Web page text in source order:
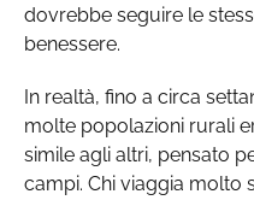
dovrebbe seguire le
benessere.
In realtà, fino a circa
molte popolazioni rurali
simile agli altri, pensato
campi. Chi viaggia molto